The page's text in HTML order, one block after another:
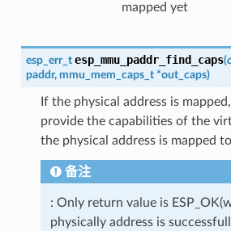
mapped yet
esp_err_t esp_mmu_paddr_find_caps(
paddr, mmu_mem_caps_t *out_caps)
If the physical address is
provide the capabilities of the
the physical address is mapped
备注
: Only return value is
physically address is